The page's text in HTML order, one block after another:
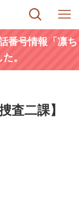
番号情報「凛ち
。
査二課】